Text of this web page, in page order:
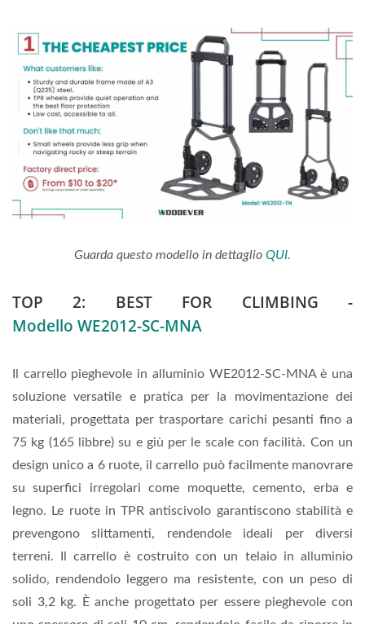
Guarda questo modello in dettaglio QUI.
TOP 2: BEST FOR CLIMBING -
Modello WE2012-SC-MNA
Il carrello pieghevole in alluminio WE2012-SC-MNA è una
soluzione versatile e pratica per la movimentazione dei
materiali, progettata per trasportare carichi pesanti fino a
75 kg (165 libbre) su e giù per le scale con facilità. Con un
design unico a 6 ruote, il carrello può facilmente manovrare
su superfici irregolari come moquette, cemento, erba e
legno. Le ruote in TPR antiscivolo garantiscono stabilità e
prevengono slittamenti, rendendole ideali per diversi
terreni. Il carrello è costruito con un telaio in alluminio
solido, rendendolo leggero ma resistente, con un peso di
soli 3,2 kg. È anche progettato per essere pieghevole con